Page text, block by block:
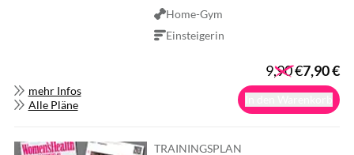
Home-Gym
Einsteigerin
mehr Infos
Alle Pläne
9,90€7,90€
TRAININGSPLAN